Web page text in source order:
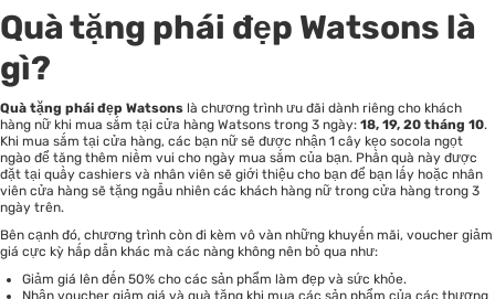
Quà tặng phái đẹp Watsons là
gì?
Quà tặng phái đẹp Watsons là chương trình ưu đãi dành riêng cho khách
hàng nữ khi mua sắm tại cửa hàng Watsons trong 3 ngày: 18, 19, 20 tháng 10.
Khi mua sắm tại cửa hàng, các bạn nữ sẽ được nhận 1 cây kẹo socola ngọt
ngào để tăng thêm niềm vui cho ngày mua sắm của bạn. Phần quà này được
đặt tại quầy cashiers và nhân viên sẽ giới thiệu cho bạn để bạn lấy hoặc nhân
viên cửa hàng sẽ tặng ngẫu nhiên các khách hàng nữ trong cửa hàng trong 3
ngày trên.
Bên cạnh đó, chương trình còn đi kèm vô vàn những khuyến mãi, voucher giảm
giá cực kỳ hấp dẫn khác mà các nàng không nên bỏ qua như:
Giảm giá lên đến 50% cho các sản phẩm làm đẹp và sức khỏe.
Nhận voucher giảm giá và quà tặng khi mua các sản phẩm của các thương